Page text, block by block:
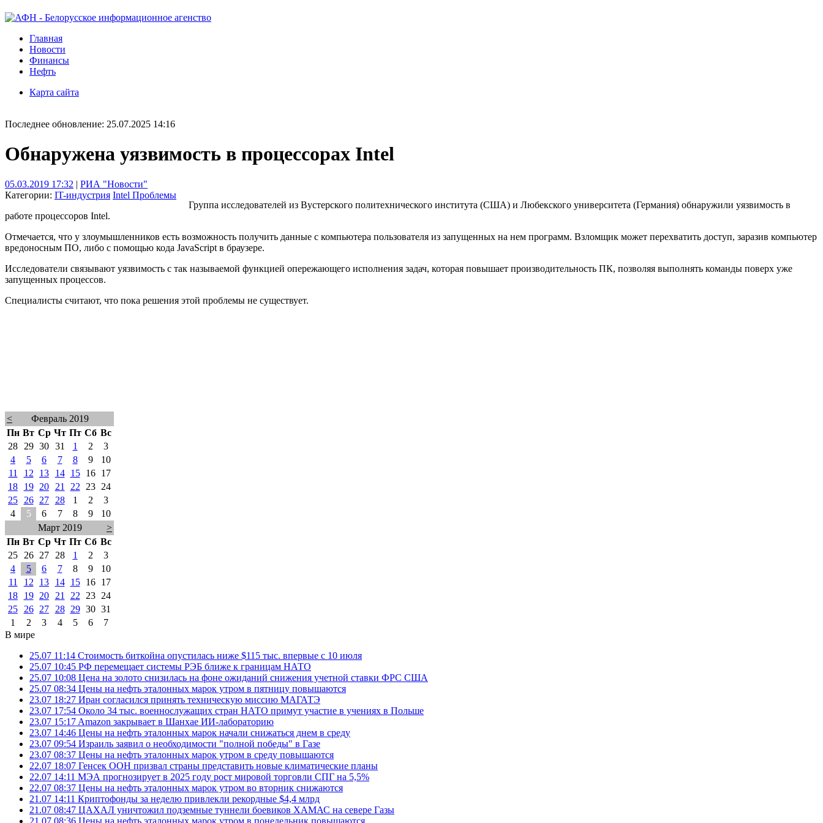
Главная
Новости
Финансы
Нефть
Карта сайта
Последнее обновление: 25.07.2025 14:16
Обнаружена уязвимость в процессорах Intel
05.03.2019 17:32 | РИА "Новости"
Категории: IT-индустрия Intel Проблемы
Группа исследователей из Вустерского политехнического института (США) и Любекского университета (Германия) обнаружили уязвимость в
работе процессоров Intel.
Отмечается, что у злоумышленников есть возможность получить данные с компьютера пользователя из запущенных на нем программ. Взломщик может перехватить доступ, заразив компьютер
вредоносным ПО, либо с помощью кода JavaScript в браузере.
Исследователи связывают уязвимость с так называемой функцией опережающего исполнения задач, которая повышает производительность ПК, позволяя выполнять команды поверх уже
запущенных процессов.
Специалисты считают, что пока решения этой проблемы не существует.
<
Февраль 2019
Пн Вт Ср Чт Пт Сб Вс
28
29 30 31 1 2
3
4
5 6 7 8 9
10
11
12 13 14 15 16
17
18
19 20 21 22 23
24
25
26 27 28 1 2
3
4
5 6 7 8 9
10
Март 2019
>
Пн Вт Ср Чт Пт Сб Вс
25
26 27 28 1 2
3
4
5 6 7 8 9
10
11
12 13 14 15 16
17
18
19 20 21 22 23
24
25
26 27 28 29 30 31
1
2 3 4 5 6
7
В мире
25.07 11:14 Стоимость биткойна опустилась ниже $115 тыс. впервые с 10 июля
25.07 10:45 РФ перемещает системы РЭБ ближе к границам НАТО
25.07 10:08 Цена на золото снизилась на фоне ожиданий снижения учетной ставки ФРС США
25.07 08:34 Цены на нефть эталонных марок утром в пятницу повышаются
23.07 18:27 Иран согласился принять техническую миссию МАГАТЭ
23.07 17:54 Около 34 тыс. военнослужащих стран НАТО примут участие в учениях в Польше
23.07 15:17 Amazon закрывает в Шанхае ИИ-лабораторию
23.07 14:46 Цены на нефть эталонных марок начали снижаться днем в среду
23.07 09:54 Израиль заявил о необходимости "полной победы" в Газе
23.07 08:37 Цены на нефть эталонных марок утром в среду повышаются
22.07 18:07 Генсек ООН призвал страны представить новые климатические планы
22.07 14:11 МЭА прогнозирует в 2025 году рост мировой торговли СПГ на 5,5%
22.07 08:37 Цены на нефть эталонных марок утром во вторник снижаются
21.07 14:11 Криптофонды за неделю привлекли рекордные $4,4 млрд
21.07 08:47 ЦАХАЛ уничтожил подземные туннели боевиков ХАМАС на севере Газы
21.07 08:36 Цены на нефть эталонных марок утром в понедельник повышаются